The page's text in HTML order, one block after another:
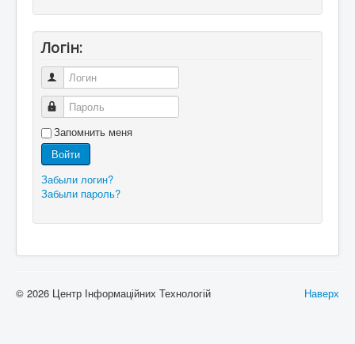
Логін:
Логин
Пароль
Запомнить меня
Войти
Забыли логин?
Забыли пароль?
Наверх
© 2026 Центр Інформаційних Технологій